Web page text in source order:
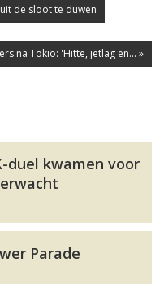
de sloot te duwen
na Tokio: 'Hitte, jetlag en... »
duel kwamen voor
Parade